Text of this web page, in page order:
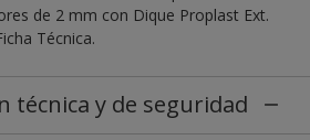
de 2 mm con Dique Proplast Ext.
Técnica.
técnica y de seguridad